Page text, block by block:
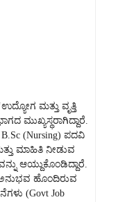
ಮತ್ತು ವೃತ್ತಿ
ಮುಖ್ಯಸ್ಥರಾಗಿದ್ದಾರೆ.
(Nursing) ಪದವಿ
ಮಾಹಿತಿ ನೀಡುವ
ಆಯ್ದುಕೊಂಡಿದ್ದಾರೆ.
ಹೊಂದಿರುವ
(Govt Job